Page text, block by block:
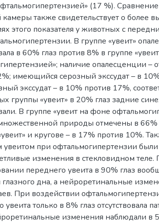
(17 %).
также свидетельствует о более
этого показателя у животных с
В группе «увеит»
в 60% глаз против 8% в группе
наличие опалесценции –
имеющийся серозный экссудат – в
экссудат – в 10% против 17%,
группы «увеит» в 20% глаз задние
В группе «увеит на фоне
природы отмечены в 66%
и кругове – в 17% против 10%.
увеитом при офтальмогипертензии
изменения в стекловидном теле.
переднего увеита в 90% глаз
глазного дна, а нейроретинальные
При воздействии
увеита только в 8% глаз отсутствовала
изменения наблюдали в